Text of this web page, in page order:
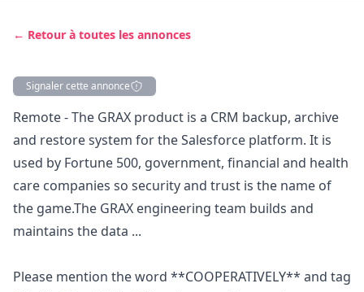
← Retour à toutes les annonces
Signaler cette annonce
Description
Remote - The GRAX product is a CRM backup, archive
and restore system for the Salesforce platform. It is
used by Fortune 500, government, financial and health
care companies so security and trust is the name of
the game.The GRAX engineering team builds and
maintains the data ...
Please mention the word **COOPERATIVELY** and tag